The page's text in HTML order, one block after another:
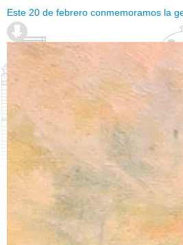
Este 20 de febrero conmemoramos la